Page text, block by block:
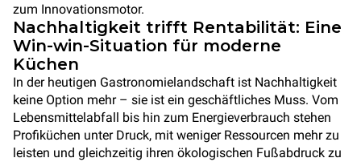
zum Innovationsmotor.
Nachhaltigkeit trifft Rentabilität: Eine
Win-win-Situation für moderne
Küchen
In der heutigen Gastronomielandschaft ist Nachhaltigkeit
keine Option mehr – sie ist ein geschäftliches Muss. Vom
Lebensmittelabfall bis hin zum Energieverbrauch stehen
Profiküchen unter Druck, mit weniger Ressourcen mehr zu
leisten und gleichzeitig ihren ökologischen Fußabdruck zu